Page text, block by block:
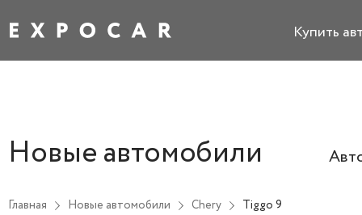
Купить
Новые автомобили
Главная Новые автомобили Chery Tiggo 9